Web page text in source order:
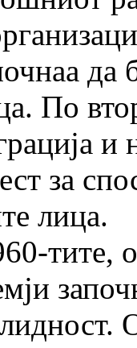
да
По
за
лица.
тите,